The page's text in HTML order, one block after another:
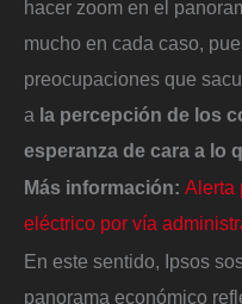
hacer zoom en el
mucho en cada caso,
preocupaciones que
a la percepción de los
esperanza de cara a lo
Más información: Alerta
eléctrico por vía
En este sentido, Ipsos
panorama económico